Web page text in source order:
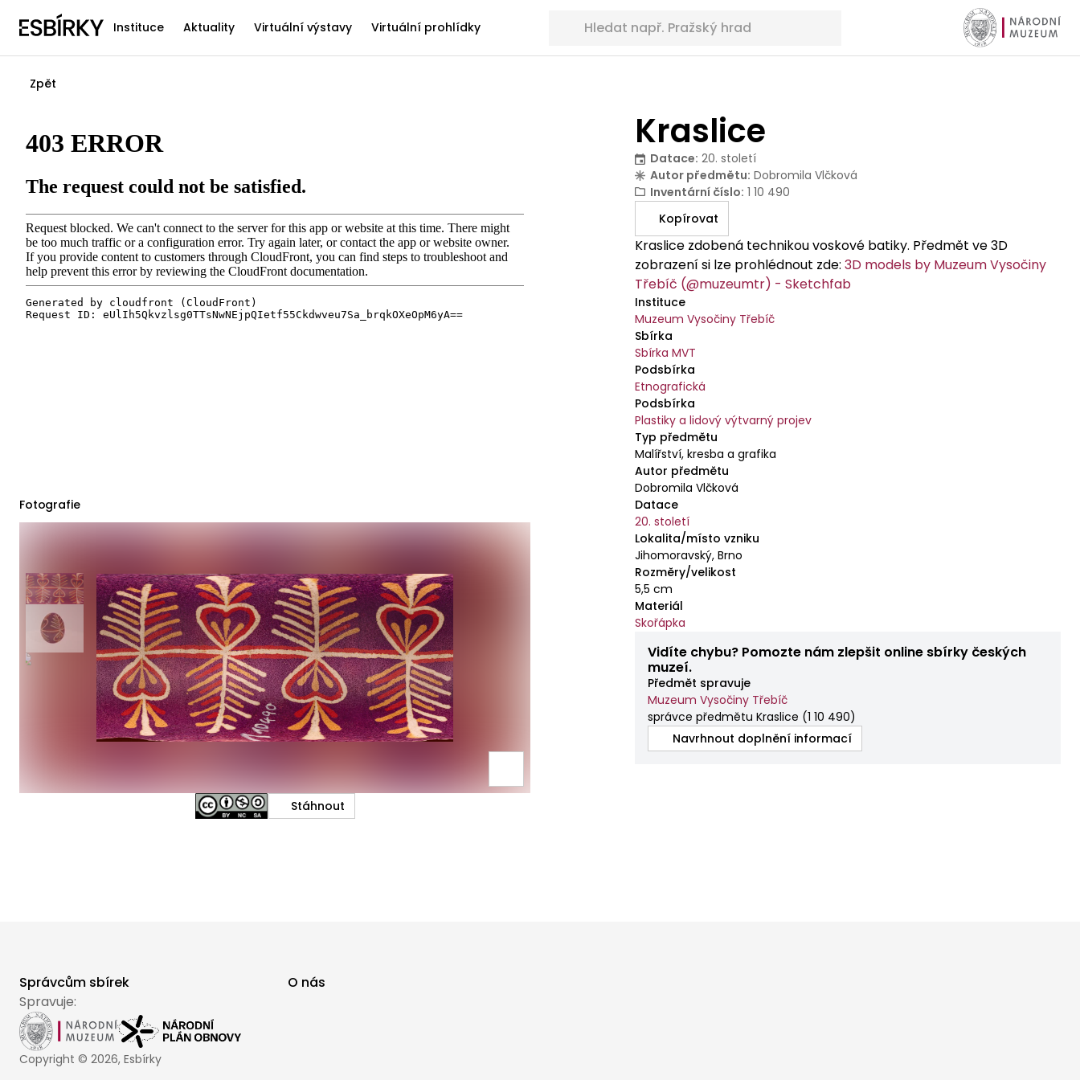
Instituce Aktuality Virtuální výstavy Virtuální prohlídky
Zpět
Kraslice
Datace: 20. století
Autor předmětu: Dobromila Vlčková
Inventární číslo: 1 10 490
Kopírovat
Kraslice zdobená technikou voskové batiky. Předmět ve 3D
zobrazení si lze prohlédnout zde:3D models by Muzeum Vysočiny
Třebíč (@muzeumtr) - Sketchfab
Instituce
Muzeum Vysočiny Třebíč
Sbírka
Sbírka MVT
Podsbírka
Etnografická
Podsbírka
Plastiky a lidový výtvarný projev
Typ předmětu
Malířství, kresba a grafika
Autor předmětu
Dobromila Vlčková
Datace
20. století
Lokalita/místo vzniku
Jihomoravský, Brno
Rozměry/velikost
5,5 cm
Materiál
Skořápka
Vidíte chybu? Pomozte nám zlepšit online sbírky českých
muzeí.
Předmět spravuje
Muzeum Vysočiny Třebíč
správce předmětu Kraslice (1 10 490)
Navrhnout doplnění informací
Fotografie
Stáhnout
Správcům sbírek
O nás
Spravuje:
Copyright © 2026, Esbírky